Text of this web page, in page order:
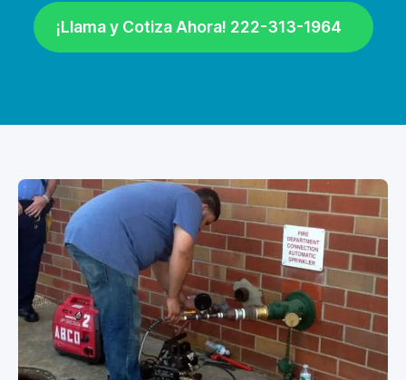
¡Llama y Cotiza Ahora! 222-313-1964